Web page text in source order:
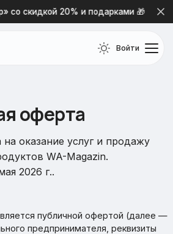
скидкой 20% и подарками 🎁
Войти
оферта
оказание услуг и продажу
WA-Magazin.
2026 г..
публичной офертой (далее —
предпринимателя, реквизиты